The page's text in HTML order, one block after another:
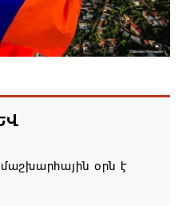
Եկեղեցու շուրջ
կապված
Հայոց
օրն է